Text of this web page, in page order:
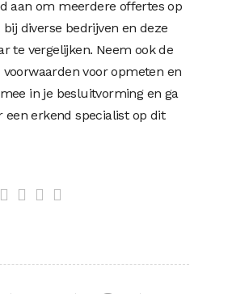
aan om meerdere offertes op
bij diverse bedrijven en deze
te vergelijken. Neem ook de
voorwaarden voor opmeten en
in je besluitvorming en ga
een erkend specialist op dit